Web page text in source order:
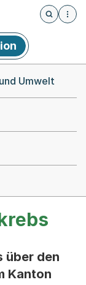
Öffnet
Umwelt
über den
Kanton